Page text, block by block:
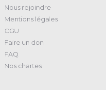
Nous rejoindre
Mentions légales
CGU
Faire un don
FAQ
Nos chartes